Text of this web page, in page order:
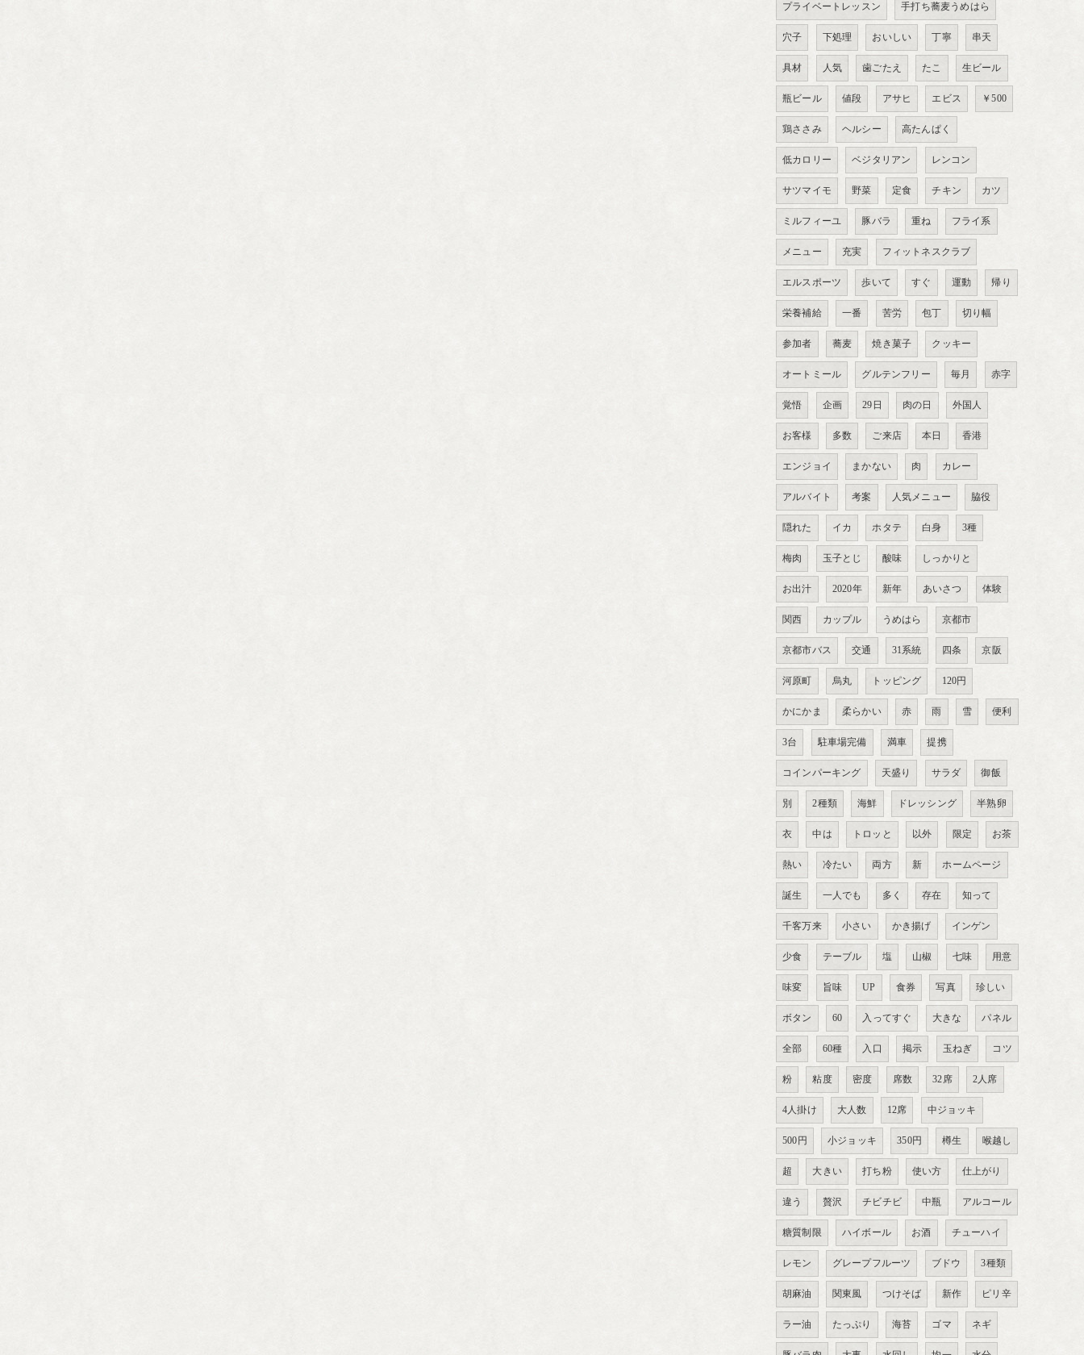
プライベートレッスン 手打ち蕎麦うめはら
穴子 下処理 おいしい 丁寧 串天
具材 人気 歯ごたえ たこ 生ビール
瓶ビール 値段 アサヒ エビス ￥500
鶏ささみ ヘルシー 高たんぱく
低カロリー ベジタリアン レンコン
サツマイモ 野菜 定食 チキン カツ
ミルフィーユ 豚バラ 重ね フライ系
メニュー 充実 フィットネスクラブ
エルスポーツ 歩いて すぐ 運動 帰り
栄養補給 一番 苦労 包丁 切り幅
参加者 蕎麦 焼き菓子 クッキー
オートミール グルテンフリー 毎月 赤字
覚悟 企画 29日 肉の日 外国人
お客様 多数 ご来店 本日 香港
エンジョイ まかない 肉 カレー
アルバイト 考案 人気メニュー 脇役
隠れた イカ ホタテ 白身 3種
梅肉 玉子とじ 酸味 しっかりと
お出汁 2020年 新年 あいさつ 体験
関西 カップル うめはら 京都市
京都市バス 交通 31系統 四条 京阪
河原町 烏丸 トッピング 120円
かにかま 柔らかい 赤 雨 雪 便利
3台 駐車場完備 満車 提携
コインパーキング 天盛り サラダ 御飯
別 2種類 海鮮 ドレッシング 半熟卵
衣 中は トロッと 以外 限定 お茶
熱い 冷たい 両方 新 ホームページ
誕生 一人でも 多く 存在 知って
千客万来 小さい かき揚げ インゲン
少食 テーブル 塩 山椒 七味 用意
味変 旨味 UP 食券 写真 珍しい
ボタン 60 入ってすぐ 大きな パネル
全部 60種 入口 掲示 玉ねぎ コツ
粉 粘度 密度 席数 32席 2人席
4人掛け 大人数 12席 中ジョッキ
500円 小ジョッキ 350円 樽生 喉越し
超 大きい 打ち粉 使い方 仕上がり
違う 贅沢 チビチビ 中瓶 アルコール
糖質制限 ハイボール お酒 チューハイ
レモン グレープフルーツ ブドウ 3種類
胡麻油 関東風 つけそば 新作 ピリ辛
ラー油 たっぷり 海苔 ゴマ ネギ